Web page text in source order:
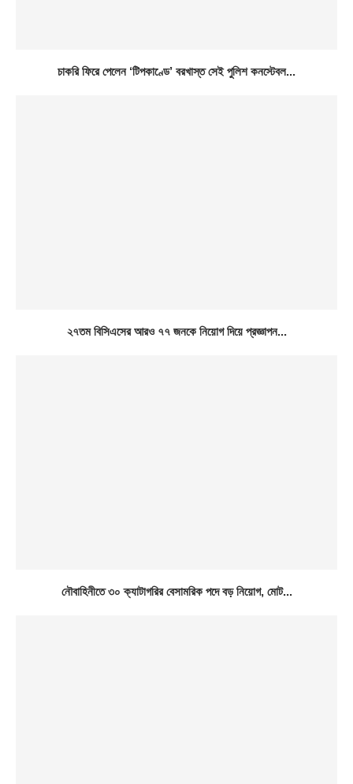
চাকরি ফিরে পেলেন ‘টিপকাণ্ডে’ বরখাস্ত সেই পুলিশ কনস্টেবল...
২৭তম বিসিএসের আরও ৭৭ জনকে নিয়োগ দিয়ে প্রজ্ঞাপন...
নৌবাহিনীতে ৩০ ক্যাটাগরির বেসামরিক পদে বড় নিয়োগ, মোট...